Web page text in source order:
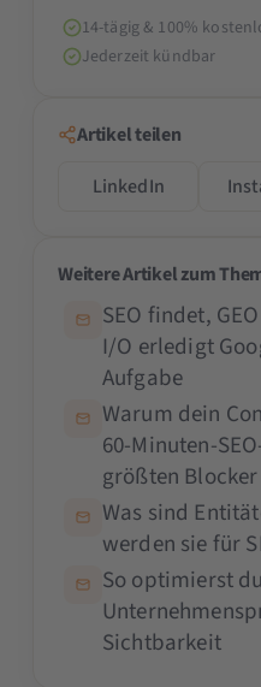
14-tägig & 100%
Jederzeit kündbar
Artikel teilen
LinkedIn
Weitere Artikel zum
SEO findet,
I/O erledigt
Aufgabe
Warum dein
60-Minuten-
größten
Was sind
werden sie für
So optimierst
Sichtbarkeit